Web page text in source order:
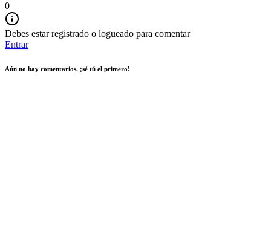
0
Debes estar registrado o logueado para comentar
Entrar
Aún no hay comentarios, ¡sé tú el primero!